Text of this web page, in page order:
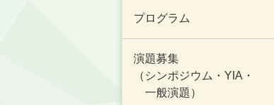
プログラム
演題募集
（シンポジウム・YIA・
一般演題）